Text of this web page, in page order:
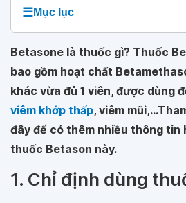
☰Mục lục
Betasone là thuốc gì? Thuốc
bao gồm hoạt chất
khác vừa đủ 1 viên, được dùng
viêm khớp thấp, viêm
đây để có thêm nhiều thông tin
thuốc Betason này.
1. Chỉ định dùng